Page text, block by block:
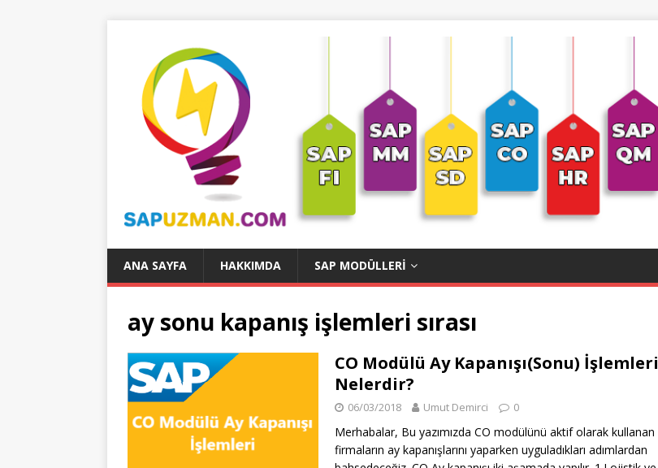
ANA SAYFA HAKKIMDA SAP MODÜLLERI
ay sonu kapanış işlemleri sırası
CO Modülü Ay Kapanışı(Sonu) İşlemleri
Nelerdir?
06/03/2018 Umut Demirci 0
Merhabalar, Bu yazımızda CO modülünü aktif olarak kullanan
firmaların ay kapanışlarını yaparken uyguladıkları adımlardan